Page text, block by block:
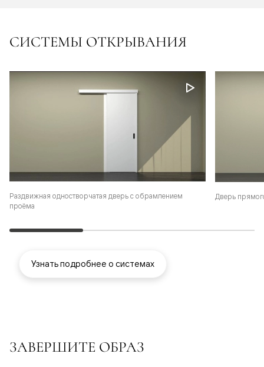
СИСТЕМЫ ОТКРЫВАНИЯ
Раздвижная одностворчатая дверь с обрамлением
проёма
Дверь
Узнать подробнее о системах
ЗАВЕРШИТЕ ОБРАЗ